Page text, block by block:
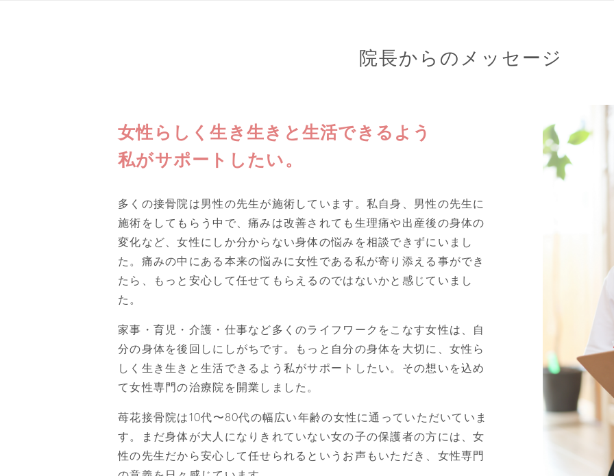
院長からのメッセージ
女性らしく生き生きと生活できるよう
私がサポートしたい。
多くの接骨院は男性の先生が施術しています。私自身、男性の先生に
施術をしてもらう中で、痛みは改善されても生理痛や出産後の身体の
変化など、女性にしか分からない身体の悩みを相談できずにいまし
た。痛みの中にある本来の悩みに女性である私が寄り添える事ができ
たら、もっと安心して任せてもらえるのではないかと感じていまし
た。
家事・育児・介護・仕事など多くのライフワークをこなす女性は、自
分の身体を後回しにしがちです。もっと自分の身体を大切に、女性ら
しく生き生きと生活できるよう私がサポートしたい。その想いを込め
て女性専門の治療院を開業しました。
苺花接骨院は10代〜80代の幅広い年齢の女性に通っていただいていま
す。まだ身体が大人になりきれていない女の子の保護者の方には、女
性の先生だから安心して任せられるというお声もいただき、女性専門